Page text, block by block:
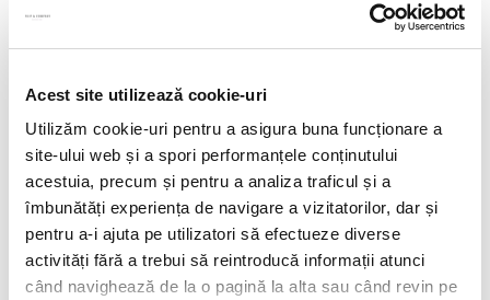
Acest site utilizează cookie-uri
Utilizăm cookie-uri pentru a asigura buna funcționare a
site-ului web și a spori performanțele conținutului
acestuia, precum și pentru a analiza traficul și a
îmbunătăți experiența de navigare a vizitatorilor, dar și
pentru a-i ajuta pe utilizatori să efectueze diverse
activități fără a trebui să reintroducă informații atunci
când navighează de la o pagină la alta sau când revin pe
employment/collaboration opportunities by using the contact details included
Think ahead!